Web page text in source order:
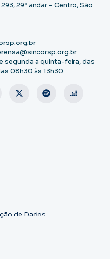
29º andar – Centro, São
segunda a quinta-feira, das
08h30 às 13h30
de Dados